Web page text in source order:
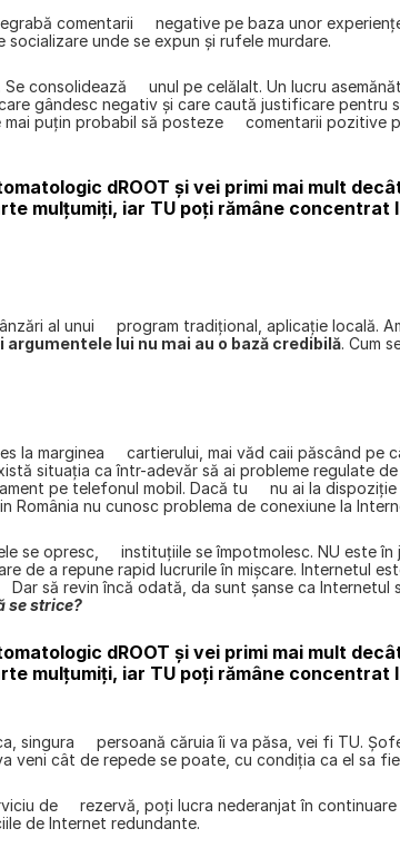
comentarii     negative pe baza unor
unde se expun şi rufele murdare.
consolidează     unul pe celălalt. Un lucru
gândesc negativ şi care caută justificare pentru
puţin probabil să posteze     comentarii pozitive
dROOT și vei primi mai mult
mulțumiți, iar TU poți rămâne concentrat
al unui     program tradiţional, aplicaţie locală.
argumentele lui nu mai au o bază credibilă. Cum
la marginea     cartierului, mai văd caii păscând pe
situaţia ca într-adevăr să ai probleme regulate de
pe telefonul mobil. Dacă tu     nu ai la dispoziţie
nu cunosc problema de conexiune la
se opresc,     instituţiile se împotmolesc. NU este
de a repune rapid lucrurile în mişcare. Internetul
să revin încă odată, da sunt şanse ca Internetul
se strice?
dROOT și vei primi mai mult
mulțumiți, iar TU poți rămâne concentrat
singura     persoană căruia îi va păsa, vei fi TU.
veni cât de repede se poate, cu condiţia ca el sa
de     rezervă, poţi lucra nederanjat în
de Internet redundante.